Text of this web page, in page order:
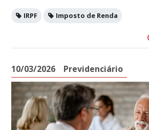
IRPF Imposto de Renda
10/03/2026 Previdenciário